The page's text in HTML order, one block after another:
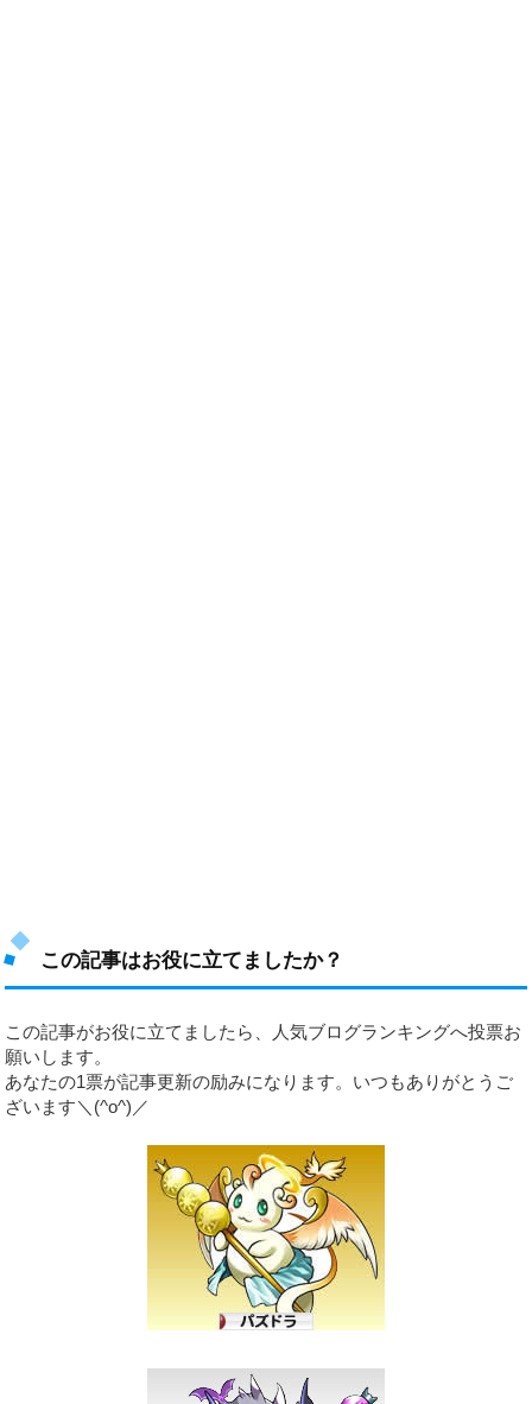
この記事はお役に立てましたか？
この記事がお役に立てましたら、人気ブログランキングへ投票お
願いします。
あなたの1票が記事更新の励みになります。いつもありがとうご
ざいます＼(^o^)／